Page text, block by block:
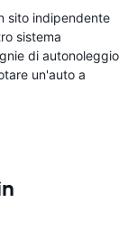
sito indipendente
sistema
di autonoleggio
un'auto a